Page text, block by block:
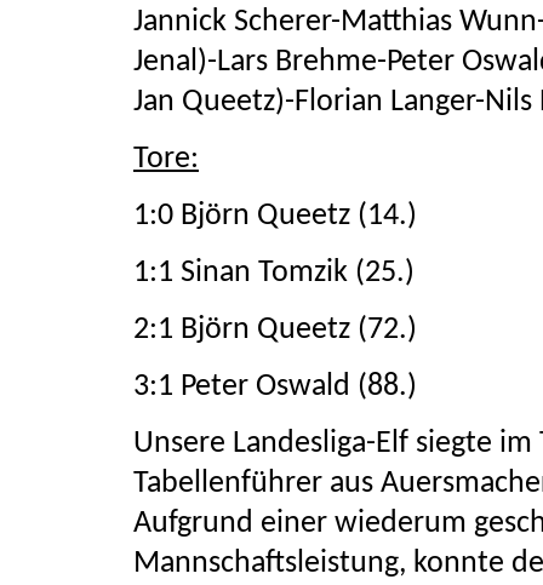
Jannick Scherer-Matthias
Jenal)-Lars Brehme-Peter
Jan Queetz)-Florian Langer-
Tore:
1:0 Björn Queetz (14.)
1:1 Sinan Tomzik (25.)
2:1 Björn Queetz (72.)
3:1 Peter Oswald (88.)
Unsere Landesliga-Elf siegte
Tabellenführer aus
Aufgrund einer wiederum
Mannschaftsleistung, konnte